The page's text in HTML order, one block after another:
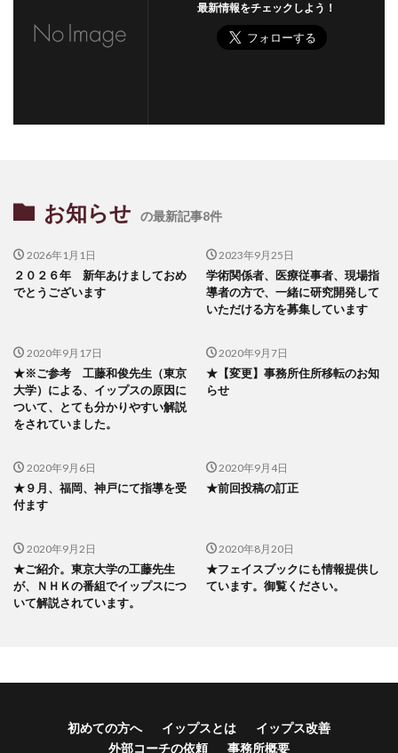
最新情報をチェックしよう！
お知らせ の最新記事8件
2026年1月1日
２０２６年 新年あけましておめ
でとうございます
2023年9月25日
学術関係者、医療従事者、現場指
導者の方で、一緒に研究開発して
いただける方を募集しています
2020年9月17日
★※ご参考 工藤和俊先生（東京
大学）による、イップスの原因に
ついて、とても分かりやすい解説
をされていました。
2020年9月7日
★【変更】事務所住所移転のお知
らせ
2020年9月6日
★９月、福岡、神戸にて指導を受
付ます
2020年9月4日
★前回投稿の訂正
2020年9月2日
★ご紹介。東京大学の工藤先生
が、ＮＨＫの番組でイップスにつ
いて解説されています。
2020年8月20日
★フェイスブックにも情報提供し
ています。御覧ください。
初めての方へ イップスとは
イップス改善
外部コーチの依頼
事務所概要